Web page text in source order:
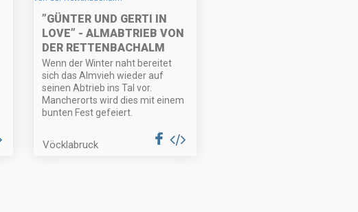
”GÜNTER UND GERTI IN
LOVE” - ALMABTRIEB VON
DER RETTENBACHALM
Wenn der Winter naht bereitet
sich das Almvieh wieder auf
seinen Abtrieb ins Tal vor.
Mancherorts wird dies mit einem
bunten Fest gefeiert.
Vöcklabruck